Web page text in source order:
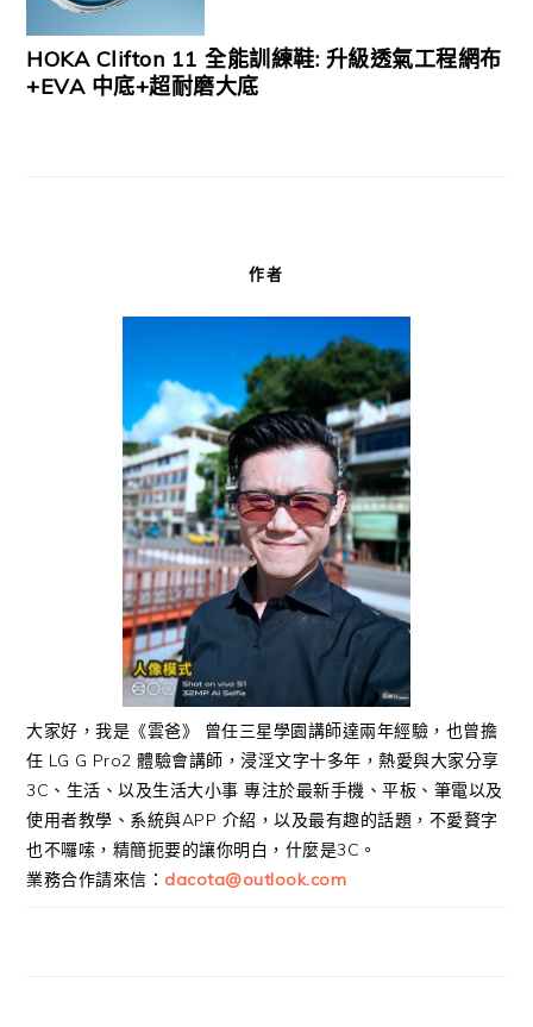
HOKA Clifton 11 全能訓練鞋: 升級透氣工程網布
+EVA 中底+超耐磨大底
作者
大家好，我是《雲爸》 曾任三星學園講師達兩年經驗，也曾擔
任 LG G Pro2 體驗會講師，浸淫文字十多年，熱愛與大家分享
3C、生活、以及生活大小事 專注於最新手機、平板、筆電以及
使用者教學、系統與APP 介紹，以及最有趣的話題，不愛贅字
也不囉嗦，精簡扼要的讓你明白，什麼是3C。
業務合作請來信： dacota@outlook.com